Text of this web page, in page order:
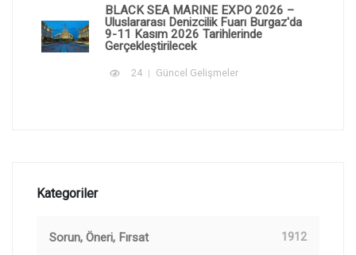
BLACK SEA MARINE EXPO 2026 –
Uluslararası Denizcilik Fuarı Burgaz'da
9-11 Kasım 2026 Tarihlerinde
Gerçekleştirilecek
24 Güncel Gelişmeler
Kategoriler
Sorun, Öneri, Fırsat 1912